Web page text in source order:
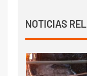
NOTICIAS
5